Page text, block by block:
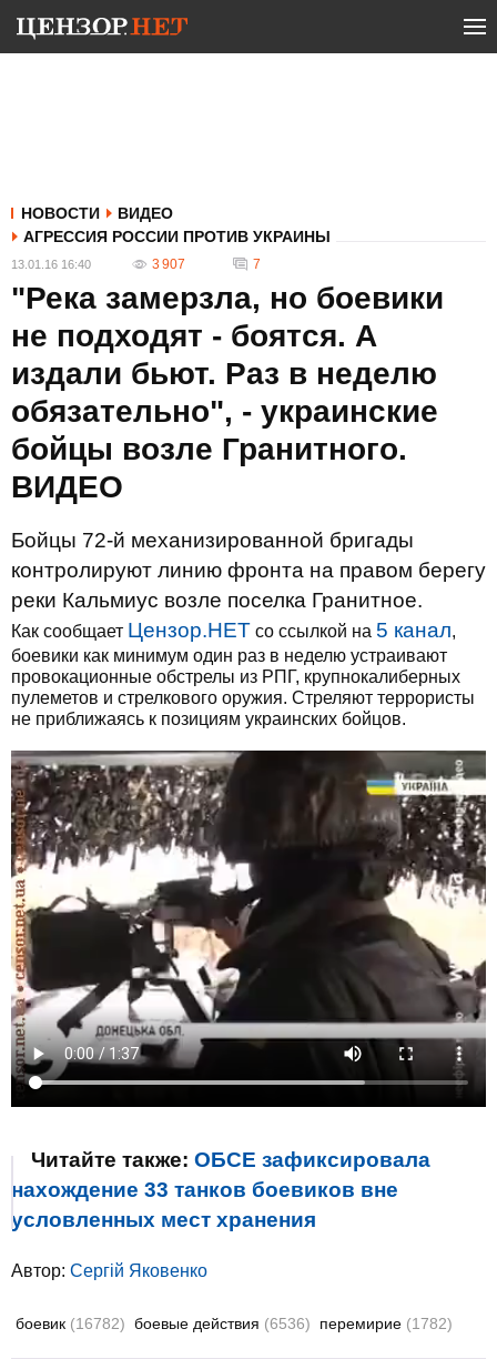
НОВОСТИ
ВИДЕО
АГРЕССИЯ РОССИИ ПРОТИВ УКРАИНЫ
13.01.16 16:40 3 907 7
"Река замерзла, но боевики
не подходят - боятся. А
издали бьют. Раз в неделю
обязательно", - украинские
бойцы возле Гранитного.
ВИДЕО
Бойцы 72-й механизированной бригады
контролируют линию фронта на правом берегу
реки Кальмиус возле поселка Гранитное.
Как сообщает Цензор.НЕТ со ссылкой на 5 канал,
боевики как минимум один раз в неделю устраивают
провокационные обстрелы из РПГ, крупнокалиберных
пулеметов и стрелкового оружия. Стреляют террористы
не приближаясь к позициям украинских бойцов.
Читайте также: ОБСЕ зафиксировала
нахождение 33 танков боевиков вне
условленных мест хранения
Автор: Сергій Яковенко
боевик (16782) боевые действия (6536) перемирие (1782)